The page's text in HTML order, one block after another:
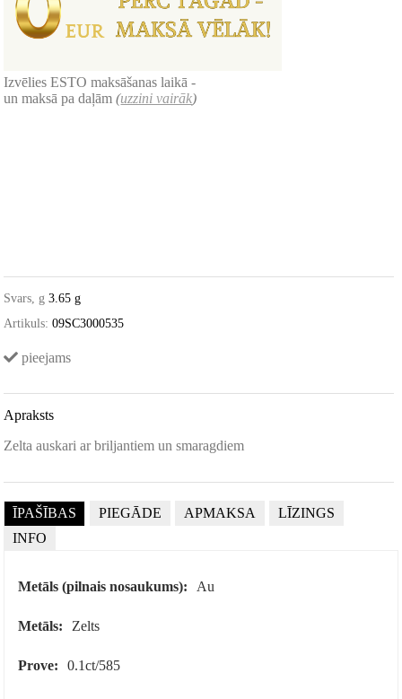
Izvēlies ESTO maksāšanas laikā -
un maksā pa daļām(uzzini vairāk)
Svars, g 3.65 g
Artikuls: 09SC3000535
pieejams
Apraksts
Zelta auskari ar briljantiem un smaragdiem
ĪPAŠĪBAS PIEGĀDE APMAKSA
LĪZINGS
INFO
Metāls (pilnais nosaukums): Au
Metāls: Zelts
Prove: 0.1ct/585